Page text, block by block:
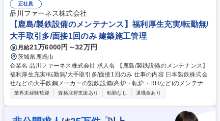
搬、工事現場での安全確認や準備【入社後の流れ】未経験の方でも、先輩
社員によるOJTで基礎から丁寧に指導します。資格取得支援制度もあり、
手に職をつけて長く働ける環境です。 募集職種 【鹿島/製鉄設備のメンテ
ナンス】未経験歓迎★転勤無/大手取引多/面接1回のみ
正社員
品川ファーネス株式会社
【鹿島/製鉄設備のメンテナンス】福利厚生充実/転勤無/
大手取引多/面接1回のみ 建築施工管理
月給21万6000円～32万円
茨城県鹿嶋市
企業名 品川ファーネス株式会社 求人名 【鹿島/製鉄設備のメンテナンス】
福利厚生充実/転勤無/大手取引多/面接1回のみ 仕事の内容 日本製鉄株式会
社などの大手鉄鋼メーカーの製鉄設備(高炉・転炉・RHなど)のメンテナン
ス工事に伴う現場の安全管理・工程管理等を担当。※実作業は協力会社に
作業 ■フォークリフトによる煉瓦や資材の運搬、工事現場での安全確認や
準備【入社後の流れ】未経験の方でも、先輩社員によるOJTで基礎から丁
業界未経験歓迎 資格取得支援あり 転勤なし 退職金あり
※